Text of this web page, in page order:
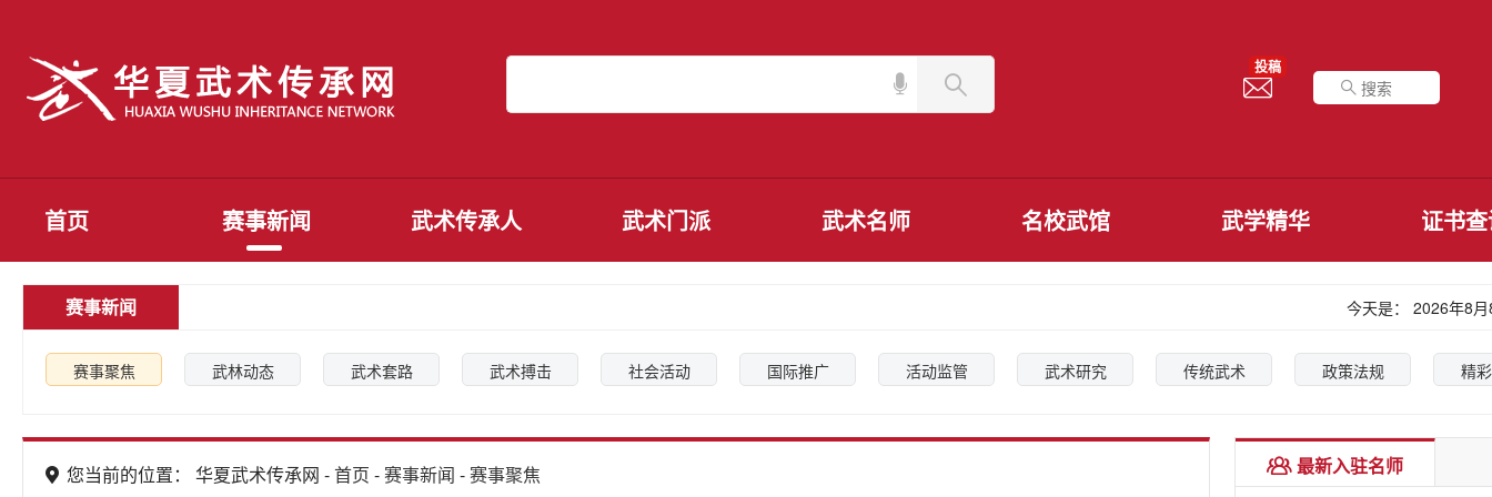
投稿
首页 赛事新闻 武术传承人 武术门派 武术名师 名校武馆 武学精华 证书
赛事新闻 今天是： 2026年8
赛事聚焦 武林动态 武术套路 武术搏击 社会活动 国际推广 活动监管 武术研究 传统武术 政策法规 精
您当前的位置： 华夏武术传承网 -首页 -赛事新闻 -赛事聚焦 最新入驻名师
心意拳第3代传承人
张志诚
心意拳第2代传承人